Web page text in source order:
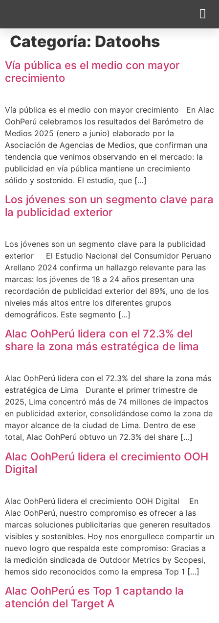
Categoría: Datoohs
Vía pública es el medio con mayor
crecimiento
Vía pública es el medio con mayor crecimiento En Alac
OohPerú celebramos los resultados del Barómetro de
Medios 2025 (enero a junio) elaborado por la
Asociación de Agencias de Medios, que confirman una
tendencia que venimos observando en el mercado: la
publicidad en vía pública mantiene un crecimiento
sólido y sostenido. El estudio, que […]
Los jóvenes son un segmento clave para
la publicidad exterior
Los jóvenes son un segmento clave para la publicidad
exterior El Estudio Nacional del Consumidor Peruano
Arellano 2024 confirma un hallazgo relevante para las
marcas: los jóvenes de 18 a 24 años presentan una
recordación de publicidad exterior del 89%, uno de los
niveles más altos entre los diferentes grupos
demográficos. Este segmento […]
Alac OohPerú lidera con el 72.3% del
share la zona más estratégica de lima
Alac OohPerú lidera con el 72.3% del share la zona más
estratégica de Lima Durante el primer trimestre de
2025, Lima concentró más de 74 millones de impactos
en publicidad exterior, consolidándose como la zona de
mayor alcance de la ciudad de Lima. Dentro de ese
total, Alac OohPerú obtuvo un 72.3% del share […]
Alac OohPerú lidera el crecimiento OOH
Digital
Alac OohPerú lidera el crecimiento OOH Digital En
Alac OohPerú, nuestro compromiso es ofrecer a las
marcas soluciones publicitarias que generen resultados
visibles y sostenibles. Hoy nos enorgullece compartir un
nuevo logro que respalda este compromiso: Gracias a
la medición sindicada de Outdoor Metrics by Scopesi,
hemos sido reconocidos como la empresa Top 1 […]
Alac OohPerú es Top 1 captando la
atención del Target A